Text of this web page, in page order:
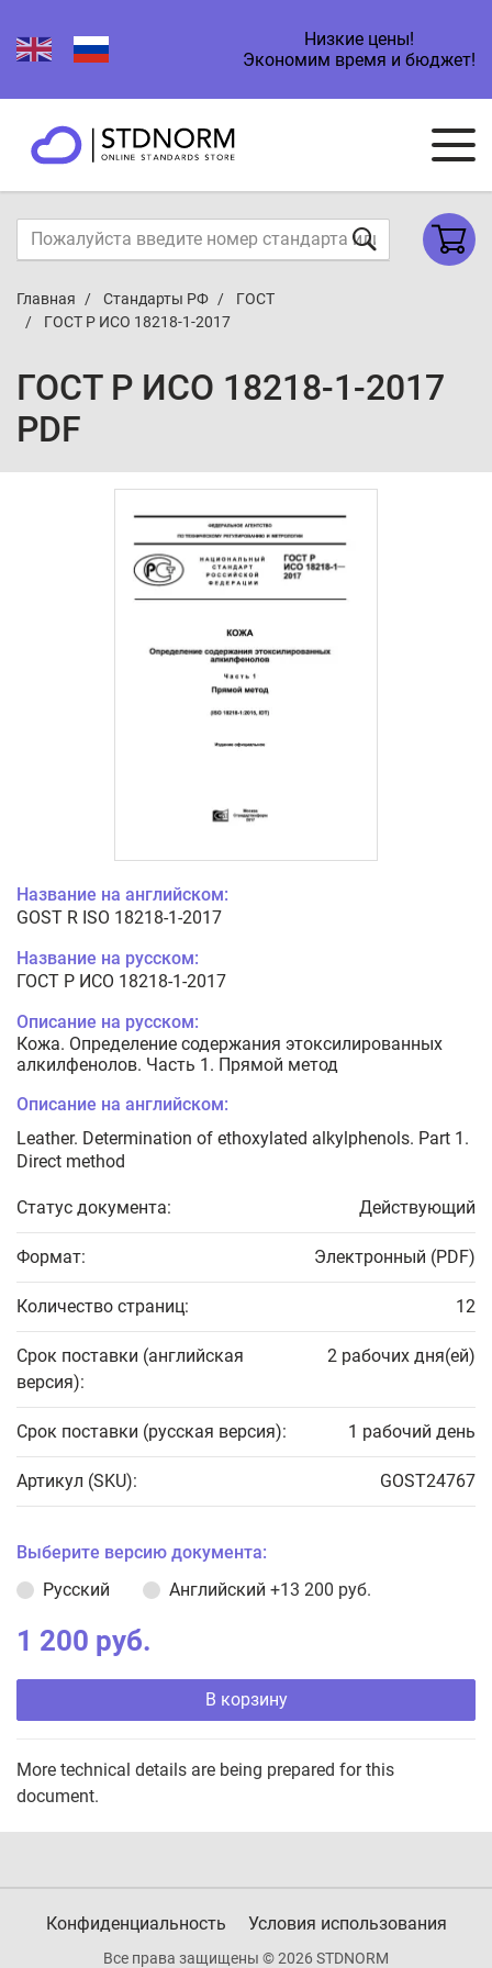
Низкие цены!
Экономим время и бюджет!
Главная Стандарты РФ
ГОСТ
ГОСТ Р ИСО 18218-1-2017
ГОСТ Р ИСО 18218-1-2017
PDF
Название на английском:
GOST R ISO 18218-1-2017
Название на русском:
ГОСТ Р ИСО 18218-1-2017
Описание на русском:
Кожа. Определение содержания этоксилированных
алкилфенолов. Часть 1. Прямой метод
Описание на английском:
Leather. Determination of ethoxylated alkylphenols. Part 1.
Direct method
Статус документа: Действующий
Формат: Электронный (PDF)
Количество страниц: 12
Срок поставки (английская
версия):
2 рабочих дня(ей)
Срок поставки (русская версия): 1 рабочий день
Артикул (SKU): GOST24767
Выберите версию документа:
Русский
Английский +13 200 руб.
1 200 руб.
В корзину
More technical details are being prepared for this
document.
Конфиденциальность Условия использования
Все права защищены © 2026 STDNORM